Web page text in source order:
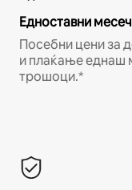
Едноставни
Посебни цени за
и плаќање еднаш
трошоци.*